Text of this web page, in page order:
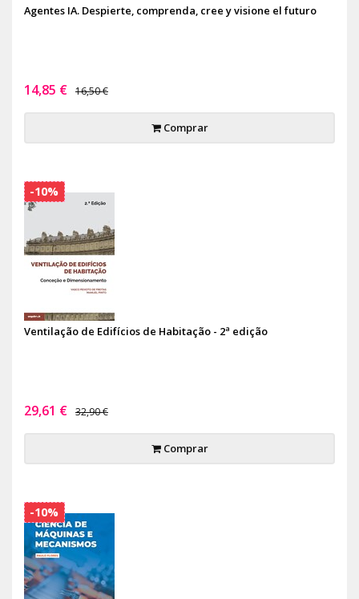
Agentes IA. Despierte, comprenda, cree y visione el futuro
14,85 € 16,50 €
Comprar
Ventilação de Edifícios de Habitação - 2ª edição
29,61 € 32,90 €
Comprar
-10%
-10%